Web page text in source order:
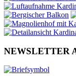
NEWSLETTER